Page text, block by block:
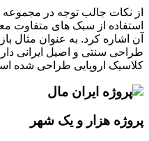
از نکات جالب توجه در
استفاده از سبک های
آن اشاره کرد. به عنوان مثال
طراحی سنتی و اصیل ایرانی
کلاسیک اروپایی طراحی شده
پروژه هزار و یک شهر